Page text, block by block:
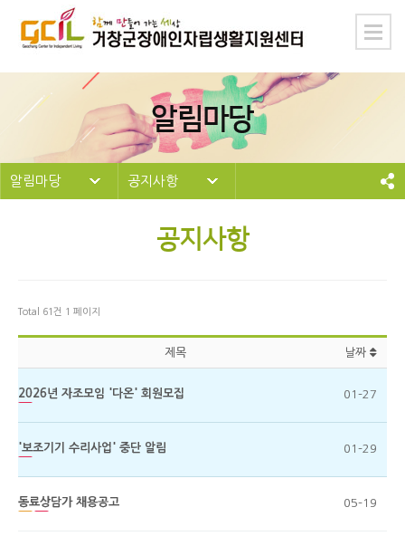
알림마당
알림마당 공지사항
공지사항
Total 61건 1 페이지
제목 날짜
2026년 자조모임 '다온' 회원모집 01-27
'보조기기 수리사업' 중단 알림 01-29
동료상담가 채용공고 05-19